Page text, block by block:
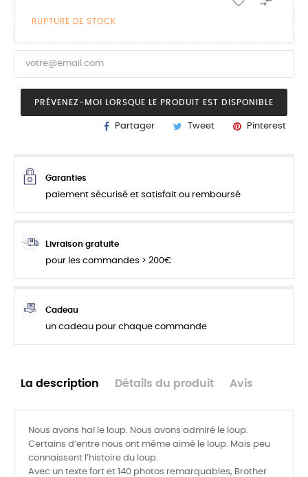
RUPTURE DE STOCK
PRÉVENEZ-MOI LORSQUE LE PRODUIT EST DISPONIBLE
Partager Tweet Pinterest
Garanties
paiement sécurisé et satisfait ou remboursé
Livraison gratuite
pour les commandes > 200€
Cadeau
un cadeau pour chaque commande
La description Détails du produit Avis
Nous avons haï le loup. Nous avons admiré le loup.
Certains d’entre nous ont même aimé le loup. Mais peu
connaissent l’histoire du loup.
Avec un texte fort et 140 photos remarquables, Brother